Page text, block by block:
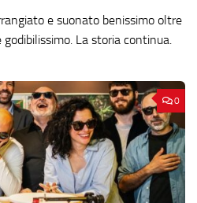
e suonato benissimo oltre
La storia continua.
0